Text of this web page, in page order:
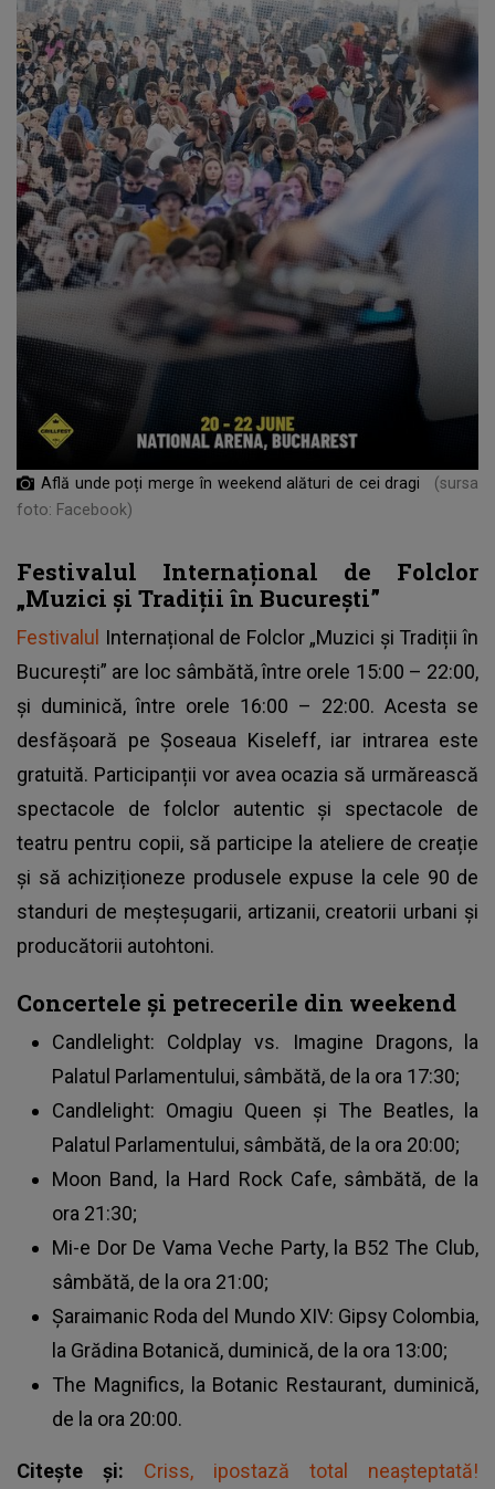
Află unde poți merge în weekend alături de cei dragi
(sursa
foto: Facebook)
Festivalul Internațional de Folclor
„Muzici și Tradiții în București”
Festivalul Internațional de Folclor „Muzici și Tradiții în
București” are loc sâmbătă, între orele 15:00 – 22:00,
și duminică, între orele 16:00 – 22:00. Acesta se
desfășoară pe Șoseaua Kiseleff, iar intrarea este
gratuită. Participanții vor avea ocazia să urmărească
spectacole de folclor autentic și spectacole de
teatru pentru copii, să participe la ateliere de creație
și să achiziționeze produsele expuse la cele 90 de
standuri de meșteșugarii, artizanii, creatorii urbani și
producătorii autohtoni.
Concertele și petrecerile din weekend
Candlelight: Coldplay vs. Imagine Dragons, la
Palatul Parlamentului, sâmbătă, de la ora 17:30;
Candlelight: Omagiu Queen și The Beatles, la
Palatul Parlamentului, sâmbătă, de la ora 20:00;
Moon Band, la Hard Rock Cafe, sâmbătă, de la
ora 21:30;
Mi-e Dor De Vama Veche Party, la B52 The Club,
sâmbătă, de la ora 21:00;
Șaraimanic Roda del Mundo XIV: Gipsy Colombia,
la Grădina Botanică, duminică, de la ora 13:00;
The Magnifics, la Botanic Restaurant, duminică,
de la ora 20:00.
Citește și: Criss, ipostază total neașteptată!